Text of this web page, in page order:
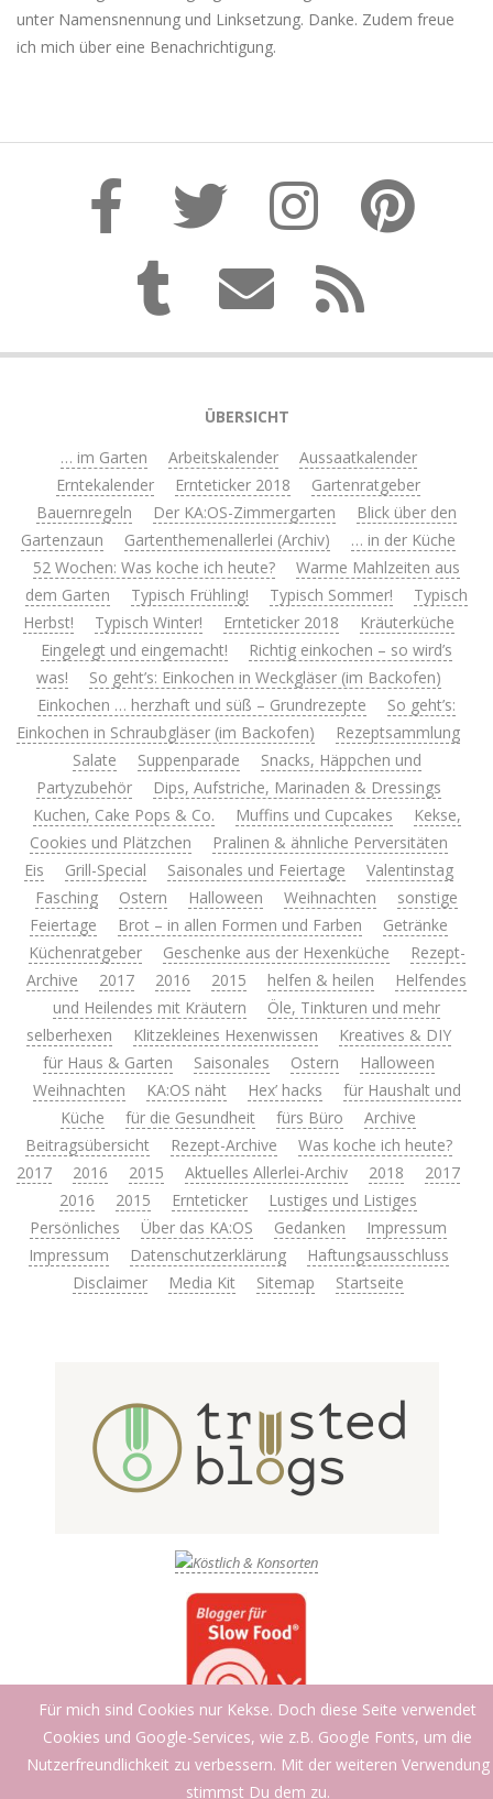
unter Namensnennung und Linksetzung. Danke. Zudem freue
ich mich über eine Benachrichtigung.
ÜBERSICHT
… im Garten
Arbeitskalender
Aussaatkalender
Erntekalender
Ernteticker 2018
Gartenratgeber
Bauernregeln
Der KA:OS-Zimmergarten
Blick über den
Gartenzaun
Gartenthemenallerlei (Archiv)
… in der Küche
52 Wochen: Was koche ich heute?
Warme Mahlzeiten aus
dem Garten
Typisch Frühling! Typisch Sommer!
Typisch
Herbst!
Typisch Winter! Ernteticker 2018
Kräuterküche
Eingelegt und eingemacht!
Richtig einkochen – so wird’s
was!
So geht’s: Einkochen in Weckgläser (im Backofen)
Einkochen … herzhaft und süß – Grundrezepte
So geht’s:
Einkochen in Schraubgläser (im Backofen)
Rezeptsammlung
Salate
Suppenparade
Snacks, Häppchen und
Partyzubehör
Dips, Aufstriche, Marinaden & Dressings
Kuchen, Cake Pops & Co.
Muffins und Cupcakes
Kekse,
Cookies und Plätzchen
Pralinen & ähnliche Perversitäten
Eis
Grill-Special Saisonales und Feiertage
Valentinstag
Fasching
Ostern Halloween Weihnachten
sonstige
Feiertage
Brot – in allen Formen und Farben
Getränke
Küchenratgeber
Geschenke aus der Hexenküche
Rezept-
Archive
2017 2016 2015 helfen & heilen
Helfendes
und Heilendes mit Kräutern
Öle, Tinkturen und mehr
selberhexen
Klitzekleines Hexenwissen
Kreatives & DIY
für Haus & Garten
Saisonales Ostern
Halloween
Weihnachten
KA:OS näht Hex’ hacks
für Haushalt und
Küche
für die Gesundheit fürs Büro
Archive
Beitragsübersicht
Rezept-Archive
Was koche ich heute?
2017
2016 2015 Aktuelles Allerlei-Archiv 2018
2017
2016
2015 Ernteticker
Lustiges und Listiges
Persönliches
Über das KA:OS Gedanken
Impressum
Impressum
Datenschutzerklärung
Haftungsausschluss
Disclaimer
Media Kit Sitemap Startseite
Für mich sind Cookies nur Kekse. Doch diese Seite verwendet
Cookies und Google-Services, wie z.B. Google Fonts, um die
Nutzerfreundlichkeit zu verbessern. Mit der weiteren Verwendung
stimmst Du dem zu.